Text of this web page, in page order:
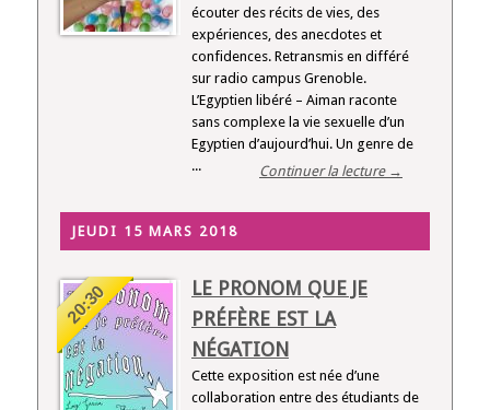
écouter des récits de vies, des
expériences, des anecdotes et
confidences. Retransmis en différé
sur radio campus Grenoble.
L’Egyptien libéré – Aiman raconte
sans complexe la vie sexuelle d’un
Egyptien d’aujourd’hui. Un genre de
...
Continuer la lecture →
JEUDI 15 MARS 2018
20:30
LE PRONOM QUE JE
PRÉFÈRE EST LA
NÉGATION
Cette exposition est née d’une
collaboration entre des étudiants de